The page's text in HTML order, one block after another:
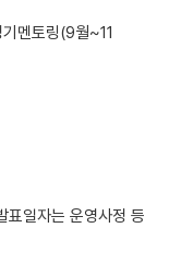
멘토링(9월~11
일자는 운영사정 등